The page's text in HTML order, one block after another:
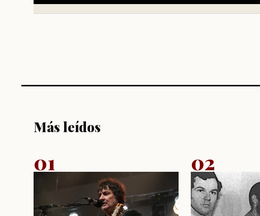
Más leídos
01 02